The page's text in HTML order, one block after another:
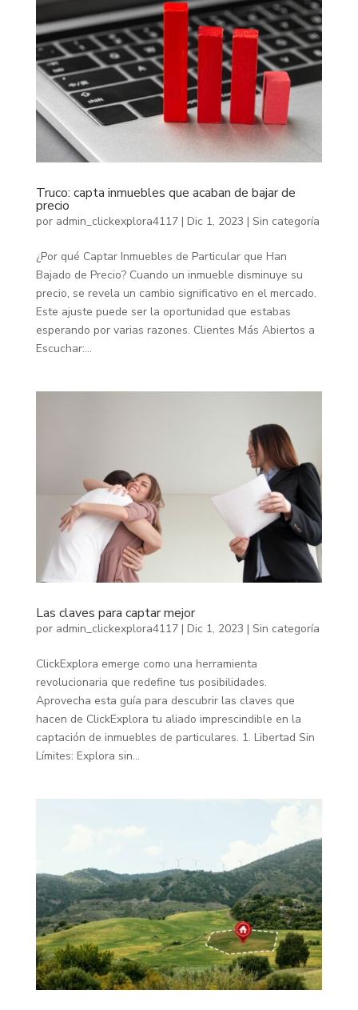
Truco: capta inmuebles que acaban de bajar de
precio
por admin_clickexplora4117| Dic 1, 2023 | Sin categoría
¿Por qué Captar Inmuebles de Particular que Han
Bajado de Precio? Cuando un inmueble disminuye su
precio, se revela un cambio significativo en el mercado.
Este ajuste puede ser la oportunidad que estabas
esperando por varias razones. Clientes Más Abiertos a
Escuchar:...
Las claves para captar mejor
por admin_clickexplora4117| Dic 1, 2023 | Sin categoría
ClickExplora emerge como una herramienta
revolucionaria que redefine tus posibilidades.
Aprovecha esta guía para descubrir las claves que
hacen de ClickExplora tu aliado imprescindible en la
captación de inmuebles de particulares. 1. Libertad Sin
Límites: Explora sin...